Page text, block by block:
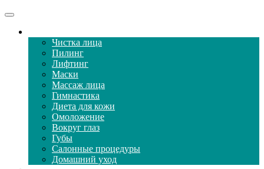
Чистка лица
Пилинг
Лифтинг
Маски
Массаж лица
Гимнастика
Диета для кожи
Омоложение
Вокруг глаз
Губы
Салонные процедуры
Домашний уход